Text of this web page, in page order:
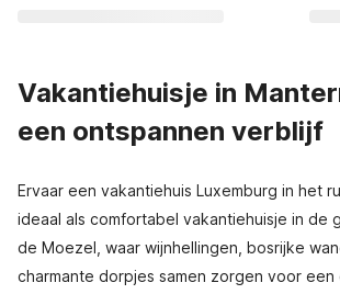
Vakantiehuisje in
een ontspannen verblijf
Ervaar een vakantiehuis Luxemburg in het
ideaal als comfortabel vakantiehuisje in de
de Moezel, waar wijnhellingen, bosrijke
charmante dorpjes samen zorgen voor